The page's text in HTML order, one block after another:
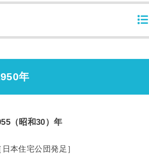
年
（昭和30）年
日本住宅公団発足］